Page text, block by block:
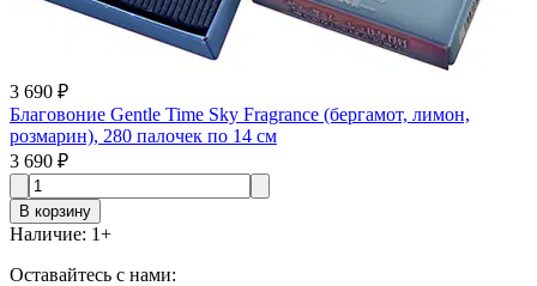
3 690 ₽
Благовоние Gentle Time Sky Fragrance (бергамот, лимон,
розмарин), 280 палочек по 14 см
3 690 ₽
В корзину
Наличие: 1+
Оставайтесь с нами: